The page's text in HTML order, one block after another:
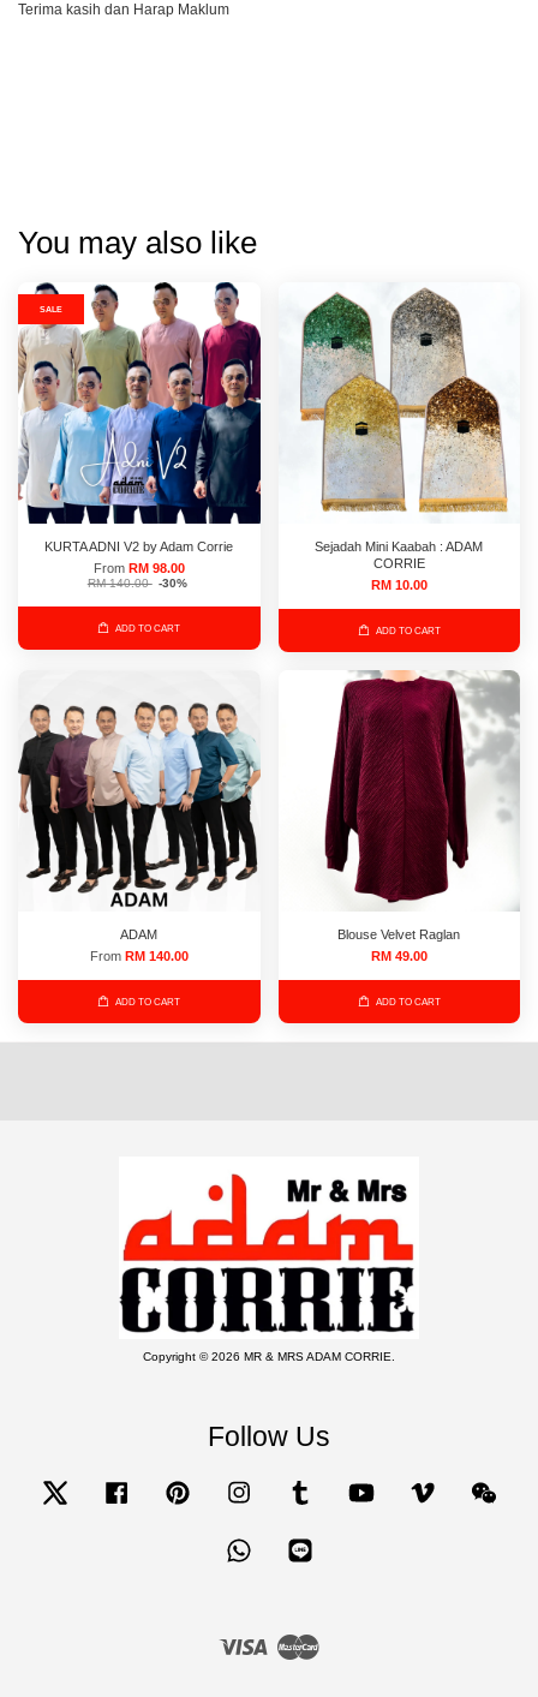
Terima kasih dan Harap Maklum
You may also like
SALE
KURTA ADNI V2 by Adam Corrie
From RM 98.00
RM 140.00 -30%
ADD TO CART
Sejadah Mini Kaabah : ADAM
CORRIE
RM 10.00
ADD TO CART
ADAM
From RM 140.00
ADD TO CART
Blouse Velvet Raglan
RM 49.00
ADD TO CART
Copyright © 2026 MR & MRS ADAM CORRIE.
Follow Us
Twitter Facebook Pinterest Instagram Tumblr YouTube Vimeo
Whatsapp
Visa